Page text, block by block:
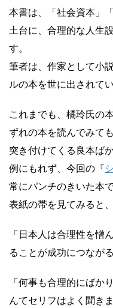
本書は、「社会資本」
土台に、合理的な人生
す。
筆者は、作家として小
ルの本を世に出されて
これまでも、橘玲氏の
ずれの本を読んでみて
突き付けてくる良本ばか
例にもれず、今回の『
常にパンチのきいた本で
表紙の帯を見てみると
「日本人は合理性を憎
ることが成功につながる
「何事も合理的にばか
んてセリフはよく聞き